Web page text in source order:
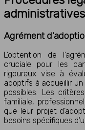
Agrément
L’obtention de
cruciale pour les
rigoureux vise à
adoptifs à accueillir
possibles. Les
familiale,
que leur projet
besoins spécifiques